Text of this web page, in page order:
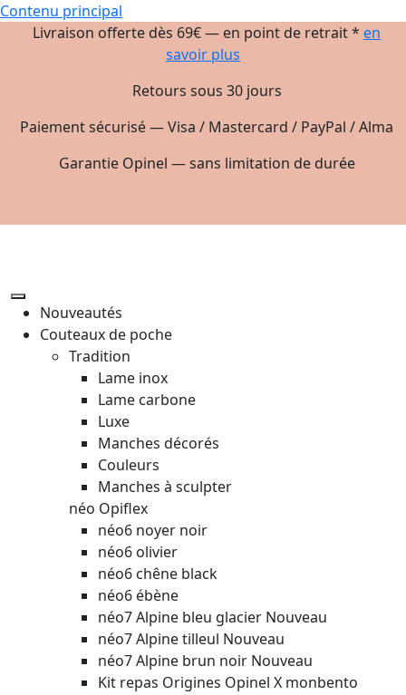
Contenu principal
Livraison offerte dès 69€ — en point de retrait * en
savoir plus
Retours sous 30 jours
Paiement sécurisé — Visa / Mastercard / PayPal / Alma
Garantie Opinel — sans limitation de durée
Nouveautés
Couteaux de poche
Tradition
Lame inox
Lame carbone
Luxe
Manches décorés
Couleurs
Manches à sculpter
néo Opiflex
néo6 noyer noir
néo6 olivier
néo6 chêne black
néo6 ébène
néo7 Alpine bleu glacier Nouveau
néo7 Alpine tilleul Nouveau
néo7 Alpine brun noir Nouveau
Kit repas Origines Opinel X monbento